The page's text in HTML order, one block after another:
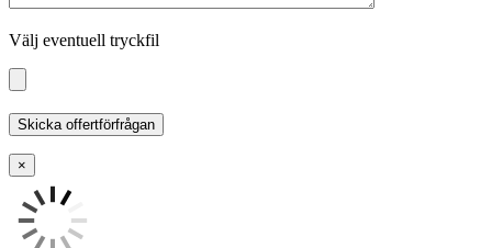
Välj eventuell tryckfil
×